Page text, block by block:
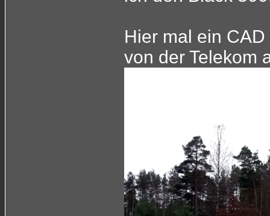
Hier mal ein
von der Telekom